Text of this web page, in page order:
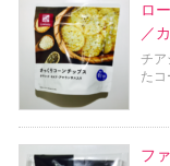
ロ
／
チア
た
フ